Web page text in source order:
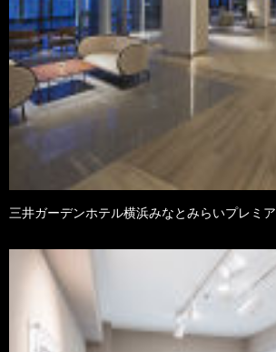
三井ガーデンホテル横浜みなとみらいプレミア